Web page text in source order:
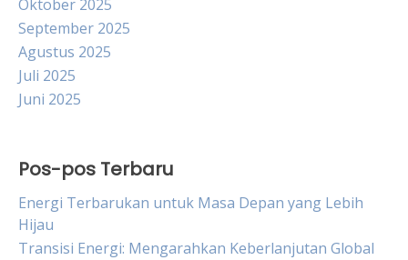
Oktober 2025
September 2025
Agustus 2025
Juli 2025
Juni 2025
Pos-pos Terbaru
Energi Terbarukan untuk Masa Depan yang Lebih
Hijau
Transisi Energi: Mengarahkan Keberlanjutan Global